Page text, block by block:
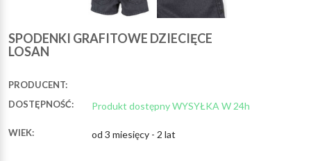
SPODENKI GRAFITOWE DZIECIĘCE
LOSAN
PRODUCENT:
DOSTĘPNOŚĆ:
Produkt dostępny WYSYŁKA W 24h
WIEK: od 3 miesięcy - 2 lat